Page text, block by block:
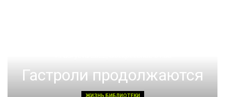
Гастроли продолжаются